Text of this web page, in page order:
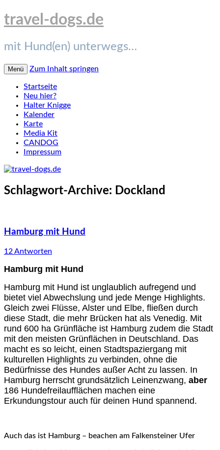
travel-dogs.de
mit Hund(en) unterwegs…
Menü Zum Inhalt springen
Startseite
Neu hier?
Halter Knigge
Kalender
Karte
Media Kit
CANDOG
Impressum
Schlagwort-Archive: Dockland
Hamburg mit Hund
12 Antworten
Hamburg mit Hund
Hamburg mit Hund ist unglaublich aufregend und
bietet viel Abwechslung und jede Menge Highlights.
Gleich zwei Flüsse, Alster und Elbe, fließen durch
diese Stadt, die mehr Brücken hat als Venedig. Mit
rund 600 ha Grünfläche ist Hamburg zudem die Stadt
mit den meisten Grünflächen in Deutschland. Das
macht es so leicht, einen Stadtspaziergang mit
kulturellen Highlights zu verbinden, ohne die
Bedürfnisse des Hundes außer Acht zu lassen. In
Hamburg herrscht grundsätzlich Leinenzwang, aber
186 Hundefreilaufflächen machen eine
Erkundungstour auch für deinen Hund spannend.
Auch das ist Hamburg – beachen am Falkensteiner Ufer